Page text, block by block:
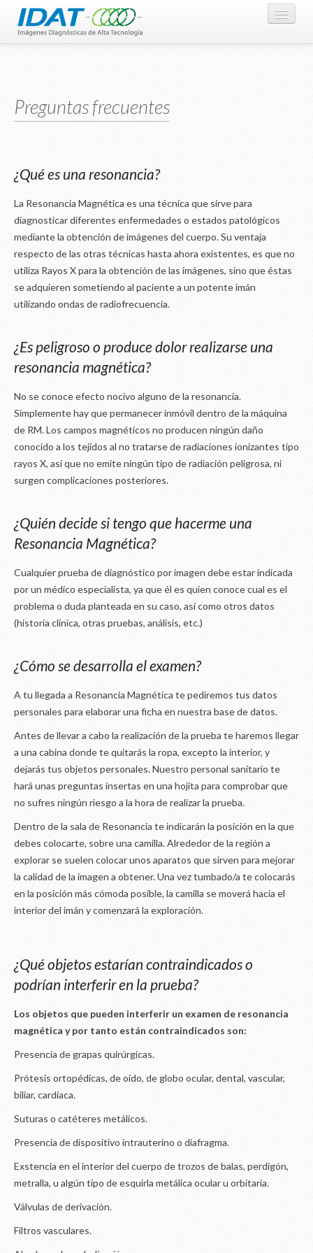
PARA MÉDICOS
UBÍCANOS
Preguntas frecuentes
¿Qué es una resonancia?
La Resonancia Magnética es una técnica que sirve para
diagnosticar diferentes enfermedades o estados patológicos
mediante la obtención de imágenes del cuerpo. Su ventaja
respecto de las otras técnicas hasta ahora existentes, es que no
utiliza Rayos X para la obtención de las imágenes, sino que éstas
se adquieren sometiendo al paciente a un potente imán
utilizando ondas de radiofrecuencia.
¿Es peligroso o produce dolor realizarse una
resonancia magnética?
No se conoce efecto nocivo alguno de la resonancia.
Simplemente hay que permanecer inmóvil dentro de la máquina
de RM. Los campos magnéticos no producen ningún daño
conocido a los tejidos al no tratarse de radiaciones ionizantes tipo
rayos X, así que no emite ningún tipo de radiación peligrosa, ni
surgen complicaciones posteriores.
¿Quién decide si tengo que hacerme una
Resonancia Magnética?
Cualquier prueba de diagnóstico por imagen debe estar indicada
por un médico especialista, ya que él es quien conoce cual es el
problema o duda planteada en su caso, así como otros datos
(historia clínica, otras pruebas, análisis, etc.)
¿Cómo se desarrolla el examen?
A tu llegada a Resonancia Magnética te pediremos tus datos
personales para elaborar una ficha en nuestra base de datos.
Antes de llevar a cabo la realización de la prueba te haremos llegar
a una cabina donde te quitarás la ropa, excepto la interior, y
dejarás tus objetos personales. Nuestro personal sanitario te
hará unas preguntas insertas en una hojita para comprobar que
no sufres ningún riesgo a la hora de realizar la prueba.
Dentro de la sala de Resonancia te indicarán la posición en la que
debes colocarte, sobre una camilla. Alrededor de la región a
explorar se suelen colocar unos aparatos que sirven para mejorar
la calidad de la imagen a obtener. Una vez tumbado/a te colocarás
en la posición más cómoda posible, la camilla se moverá hacia el
interior del imán y comenzará la exploración.
¿Qué objetos estarían contraindicados o
podrían interferir en la prueba?
Los objetos que pueden interferir un examen de resonancia
magnética y por tanto están contraindicados son:
Presencia de grapas quirúrgicas.
Prótesis ortopédicas, de oído, de globo ocular, dental, vascular,
biliar, cardiaca.
Suturas o catéteres metálicos.
Presencia de dispositivo intrauterino o diafragma.
Exstencia en el interior del cuerpo de trozos de balas, perdigón,
metralla, u algún tipo de esquirla metálica ocular u orbitaria.
Válvulas de derivación.
Filtros vasculares.